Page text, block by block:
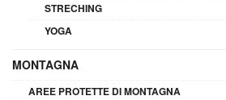
STRECHING
YOGA
MONTAGNA
AREE PROTETTE DI MONTAGNA